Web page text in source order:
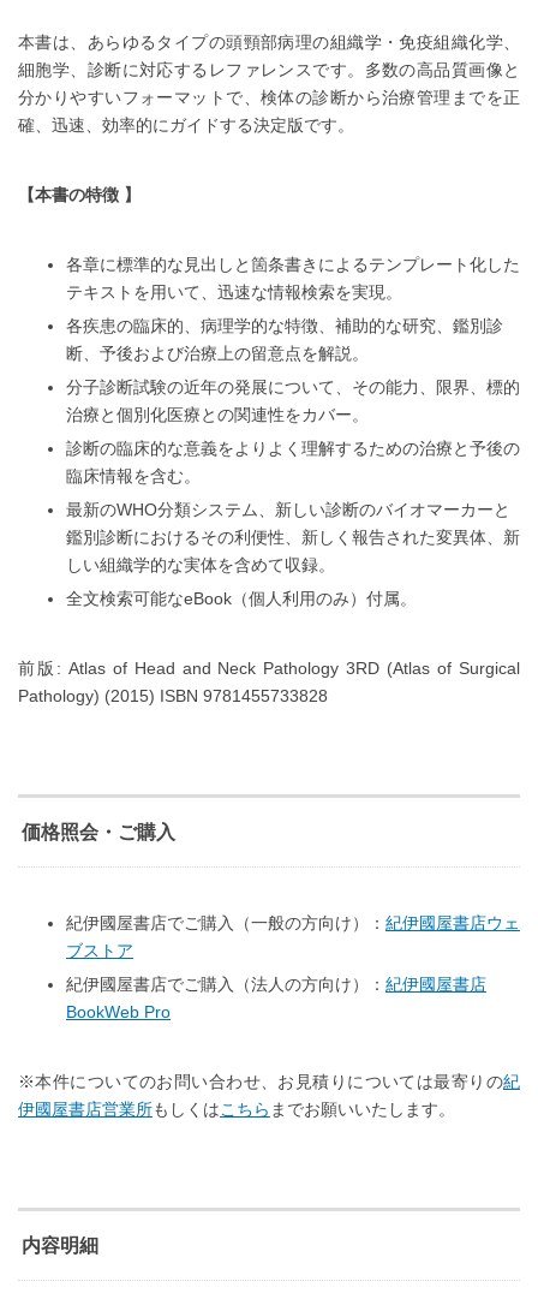
本書は、あらゆるタイプの頭頸部病理の組織学・免疫組織化学、
細胞学、診断に対応するレファレンスです。多数の高品質画像と
分かりやすいフォーマットで、検体の診断から治療管理までを正
確、迅速、効率的にガイドする決定版です。
【本書の特徴 】
各章に標準的な見出しと箇条書きによるテンプレート化した
テキストを用いて、迅速な情報検索を実現。
各疾患の臨床的、病理学的な特徴、補助的な研究、鑑別診
断、予後および治療上の留意点を解説。
分子診断試験の近年の発展について、その能力、限界、標的
治療と個別化医療との関連性をカバー。
診断の臨床的な意義をよりよく理解するための治療と予後の
臨床情報を含む。
最新のWHO分類システム、新しい診断のバイオマーカーと
鑑別診断におけるその利便性、新しく報告された変異体、新
しい組織学的な実体を含めて収録。
全文検索可能なeBook （個人利用のみ）付属。
前版 : Atlasof Head and Neck Pathology 3RD (Atlas of Surgical
Pathology) (2015) ISBN 9781455733828
価格照会・ご購入
紀伊國屋書店でご購入（一般の方向け）： 紀伊國屋書店ウェ
ブストア
紀伊國屋書店でご購入（法人の方向け）： 紀伊國屋書店
BookWeb Pro
※本件についてのお問い合わせ、お見積りについては最寄りの紀
伊國屋書店営業所もしくはこちら までお願いいたします。
内容明細